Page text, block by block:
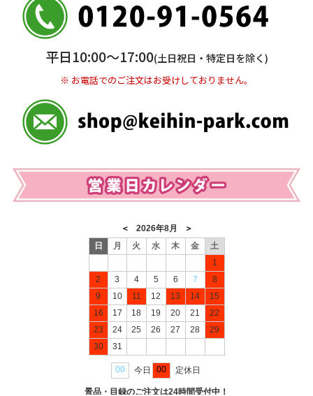
普通 7263489
＜口座名＞ カ）ディースタイル
※ 振込み手数料お客様ご負担。
平日10:00〜17:00(土日祝日・特定日を除く)
※ お電話でのご注文はお受けしておりません。